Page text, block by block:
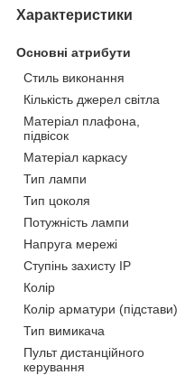
Характеристики
Основні атрибути
Стиль виконання
Кількість джерел світла
Матеріал плафона,
підвісок
Матеріал каркасу
Тип лампи
Тип цоколя
Потужність лампи
Напруга мережі
Ступінь захисту IP
Колір
Колір арматури (підстави)
Тип вимикача
Пульт дистанційного
керування